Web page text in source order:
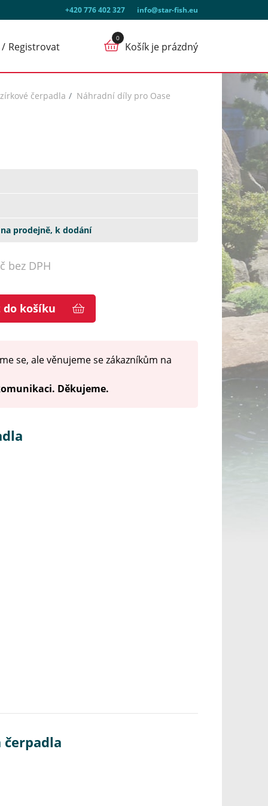
+420 776 402 327 info@star-fish.eu
Registrovat Košík je prázdný
čerpadla Náhradní díly pro Oase
prodejně, k dodání
bez DPH
do košíku
se, ale věnujeme se zákazníkům na
Děkujeme.